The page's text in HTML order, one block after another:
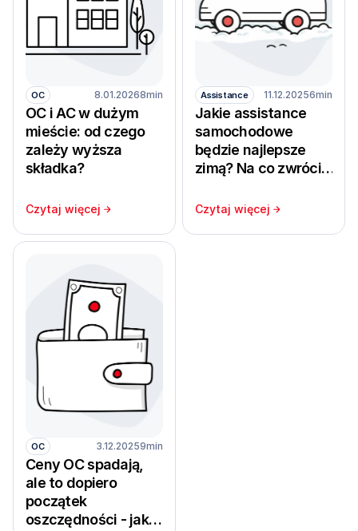
OC 8.01.20268min
OC i AC w dużym
mieście: od czego
zależy wyższa
składka?
Czytaj więcej
Assistance 11.12.20256min
Jakie assistance
samochodowe
będzie najlepsze
zimą? Na co zwrócić
się oferty?
Czytaj więcej
OC 3.12.20259min
Ceny OC spadają,
ale to dopiero
początek
oszczędności - jak